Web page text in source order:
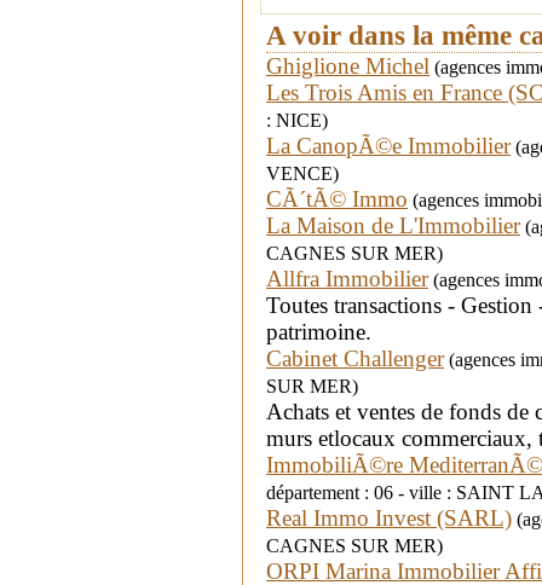
A voir dans la même
Ghiglione Michel (agences
Les Trois Amis en France
: NICE)
La CanopÃ©e Immobilier
VENCE)
CÃ´tÃ© Immo (agences
La Maison de L'Immobilier
CAGNES SUR MER)
Allfra Immobilier(agences
Toutes transactions -
patrimoine.
Cabinet Challenger(agences
SUR MER)
Achats et ventes de fonds de
murs etlocaux commerciaux,
ImmobiliÃ©re
département : 06 - ville : SAINT
Real Immo Invest (SARL)
CAGNES SUR MER)
ORPI Marina Immobilier